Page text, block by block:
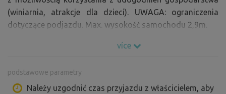
(winiarnia, atrakcje dla dzieci). UWAGA: ograniczenia
dotyczące podjazdu. Max. wysokość samochodu 2,9m.
více
podstawowe parametry
Należy uzgodnić czas przyjazdu z właścicielem, aby